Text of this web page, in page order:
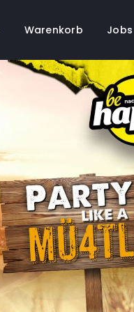
Warenkorb Jobs